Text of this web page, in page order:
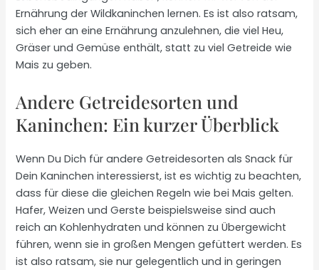
Ernährung der Wildkaninchen lernen. Es ist also ratsam,
sich eher an eine Ernährung anzulehnen, die viel Heu,
Gräser und Gemüse enthält, statt zu viel Getreide wie
Mais zu geben.
Andere Getreidesorten und
Kaninchen: Ein kurzer Überblick
Wenn Du Dich für andere Getreidesorten als Snack für
Dein Kaninchen interessierst, ist es wichtig zu beachten,
dass für diese die gleichen Regeln wie bei Mais gelten.
Hafer, Weizen und Gerste beispielsweise sind auch
reich an Kohlenhydraten und können zu Übergewicht
führen, wenn sie in großen Mengen gefüttert werden. Es
ist also ratsam, sie nur gelegentlich und in geringen